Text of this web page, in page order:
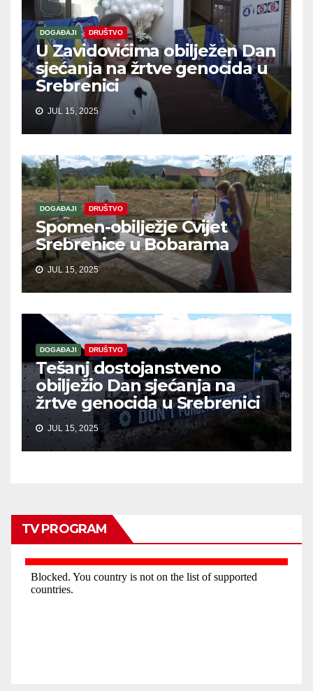
DOGAĐAJI DRUŠTVO
U Zavidovićima obilježen Dan
sjećanja na žrtve genocida u
Srebrenici
JUL 15, 2025
DOGAĐAJI DRUŠTVO
Spomen-obilježje Cvijet
Srebrenice u Bobarama
JUL 15, 2025
DOGAĐAJI DRUŠTVO
Tešanj dostojanstveno
obilježio Dan sjećanja na
žrtve genocida u Srebrenici
JUL 15, 2025
TV PROGRAM